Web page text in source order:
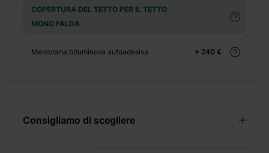
COPERTURA DEL TETTO PER IL TETTO
MONO FALDA
+ 240 €
Membrana bituminosa autoadesiva
Consigliamo di scegliere
delle
con la